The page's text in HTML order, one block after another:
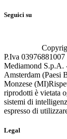
Seguici su
P.Iva
Mediamond S.p.A.
Amsterdam (Paesi
Monzese (MI)
riprodotti è vietata
sistemi di
espresso di
Legal